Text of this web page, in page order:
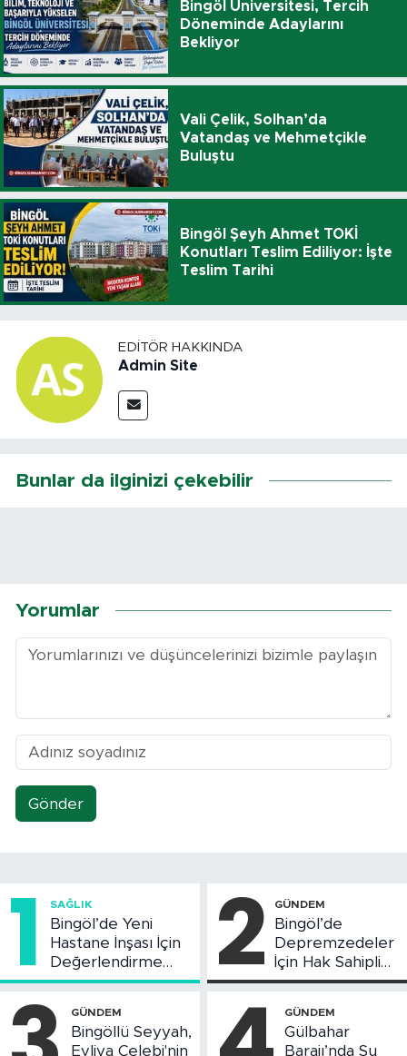
Bingöl Üniversitesi, Tercih
Döneminde Adaylarını
Bekliyor
Vali Çelik, Solhan’da
Vatandaş ve Mehmetçikle
Buluştu
Bingöl Şeyh Ahmet TOKİ
Konutları Teslim Ediliyor: İşte
Teslim Tarihi
EDITÖR HAKKINDA
Admin Site
Bunlar da ilginizi çekebilir
Yorumlar
Gönder
1 SAĞLIK
Bingöl’de Yeni
Hastane İnşası İçin
Değerlendirme
Toplantısı Yapıldı
2 GÜNDEM
Bingöl’de
Depremzedeler
İçin Hak Sahipliği
Askı Süreci
GÜNDEM
Bingöllü Seyyah,
Evliya Çelebi'nin
GÜNDEM
Gülbahar
Barajı’nda Su